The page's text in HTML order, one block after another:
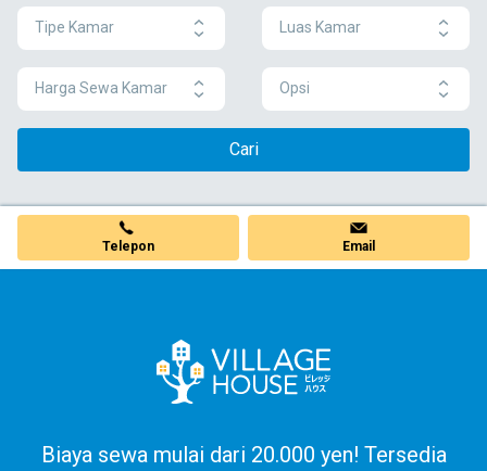
Tipe Kamar Luas Kamar
Harga Sewa Kamar Opsi
Cari
Telepon Email
Biaya sewa mulai dari 20.000 yen! Tersedia